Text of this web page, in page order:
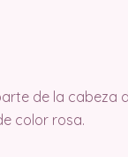
de la cabeza
color rosa.